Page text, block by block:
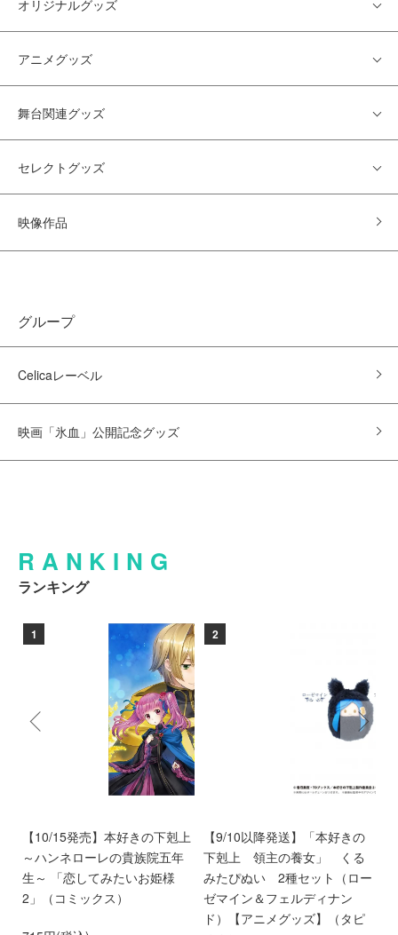
オリジナルグッズ
アニメグッズ
舞台関連グッズ
セレクトグッズ
映像作品
グループ
Celicaレーベル
映画「氷血」公開記念グッズ
RANKING
ランキング
1
【10/15発売】本好きの下剋上
～ハンネローレの貴族院五年
生～ 「恋してみたいお姫様
2」（コミックス）
2
【9/10以降発送】「本好きの
下剋上 領主の養女」 くる
みたぴぬい 2種セット（ロー
ゼマイン＆フェルディナン
ド）【アニメグッズ】（タピ